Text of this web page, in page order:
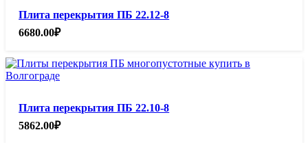
Плита перекрытия ПБ 22.12-8
6680.00₽
Плита перекрытия ПБ 22.10-8
5862.00₽